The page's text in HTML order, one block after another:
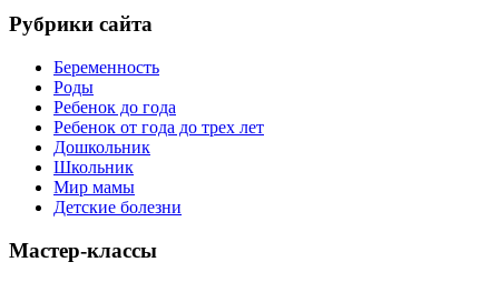
Рубрики сайта
Беременность
Роды
Ребенок до года
Ребенок от года до трех лет
Дошкольник
Школьник
Мир мамы
Детские болезни
Мастер-классы